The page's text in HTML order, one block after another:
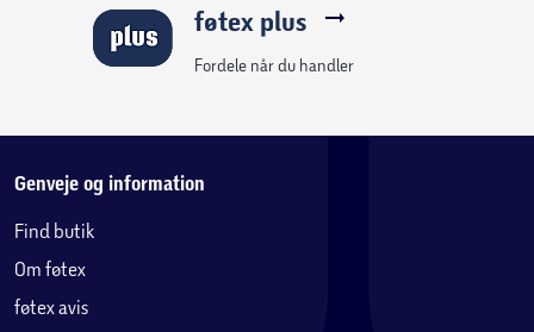
føtex plus
Fordele når du handler
Genveje og information
Find butik
Om føtex
føtex avis